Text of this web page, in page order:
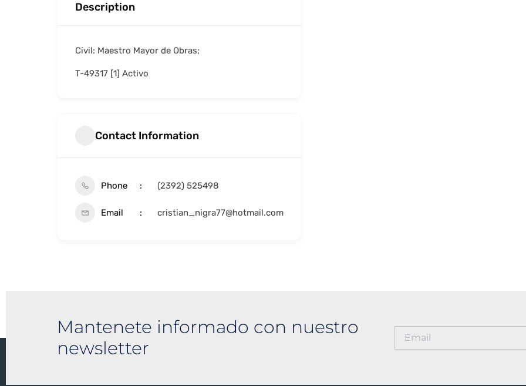
Description
Civil: Maestro Mayor de Obras;
T-49317 [1] Activo
Contact Information
Phone (2392) 525498
Email cristian_nigra77@hotmail.com
Mantenete informado con nuestro
newsletter